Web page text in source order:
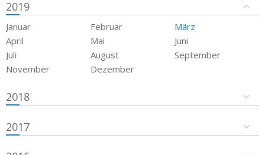
2019
Januar Februar
März
April
Mai
Juni
Juli
August
September
November
Dezember
2018
2017